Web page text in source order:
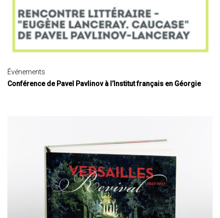
Événements
Conférence de Pavel Pavlinov à l’Institut français en Géorgie